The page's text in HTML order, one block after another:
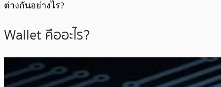
ต่างกันอย่างไร?
Wallet คืออะไร?